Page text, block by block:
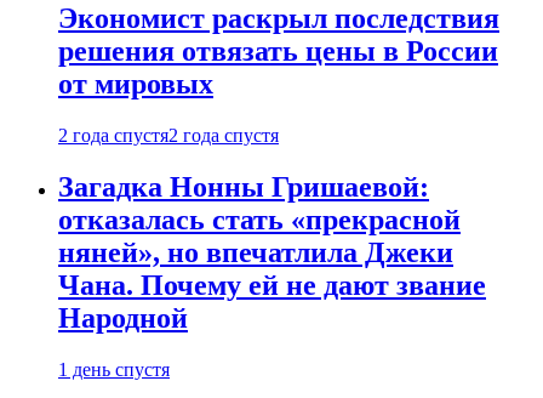
Экономист раскрыл последствия
решения отвязать цены в России
от мировых
2 года спустя2 года спустя
Загадка Нонны Гришаевой:
отказалась стать «прекрасной
няней», но впечатлила Джеки
Чана. Почему ей не дают звание
Народной
1 день спустя